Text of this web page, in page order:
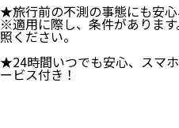
★旅行前の不測の事態にも安心
※適用に際し、条件がありま
照ください。
★24時間いつでも安心、スマ
ービス付き！